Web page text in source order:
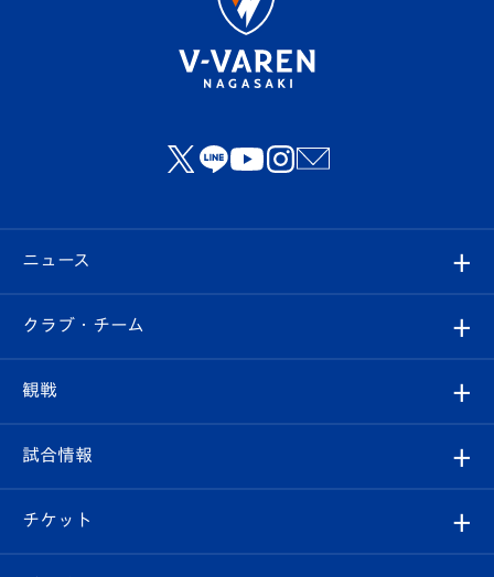
ニュース
すべて
クラブ
試合情報
クラブ・チーム
クラブ概要
エンブレム紹介
観戦
観戦ルール
はじめての観戦ガイド
試合情報
試合日程/結果
チケット